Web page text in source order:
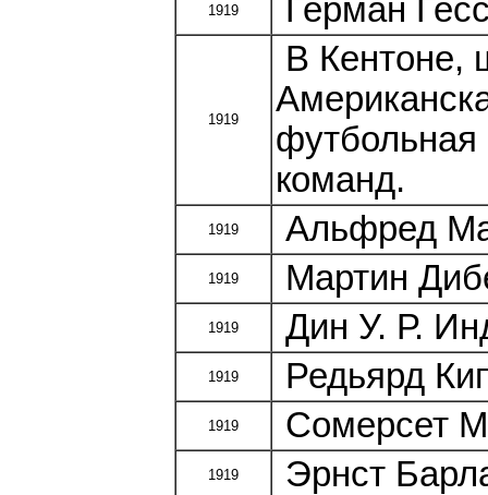
1919 Герман
1919
В Кентоне,
футбольная
команд.
1919 Альфред
1919 Мартин
1919 Дин У. Р.
1919 Редьярд
1919 Сомерсет
1919 Эрнст